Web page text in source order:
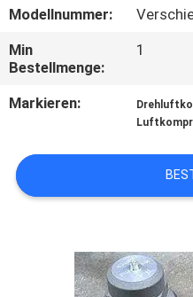
KONTAKT
UNS
RECHTSSACHEN
Modellnummer:
Min
Bestellmenge:
1
Markieren: